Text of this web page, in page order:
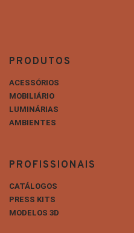
PRODUTOS
ACESSÓRIOS
MOBILIÁRIO
LUMINÁRIAS
AMBIENTES
PROFISSIONAIS
CATÁLOGOS
PRESS KITS
MODELOS 3D